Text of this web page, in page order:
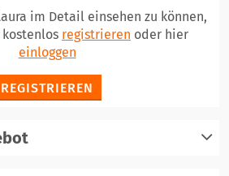
im Detail einsehen zu können,
kostenlos registrieren oder hier
einloggen
REGISTRIEREN